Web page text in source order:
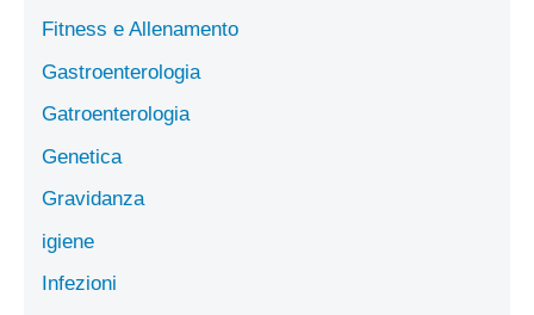
Fitness e Allenamento
Gastroenterologia
Gatroenterologia
Genetica
Gravidanza
igiene
Infezioni